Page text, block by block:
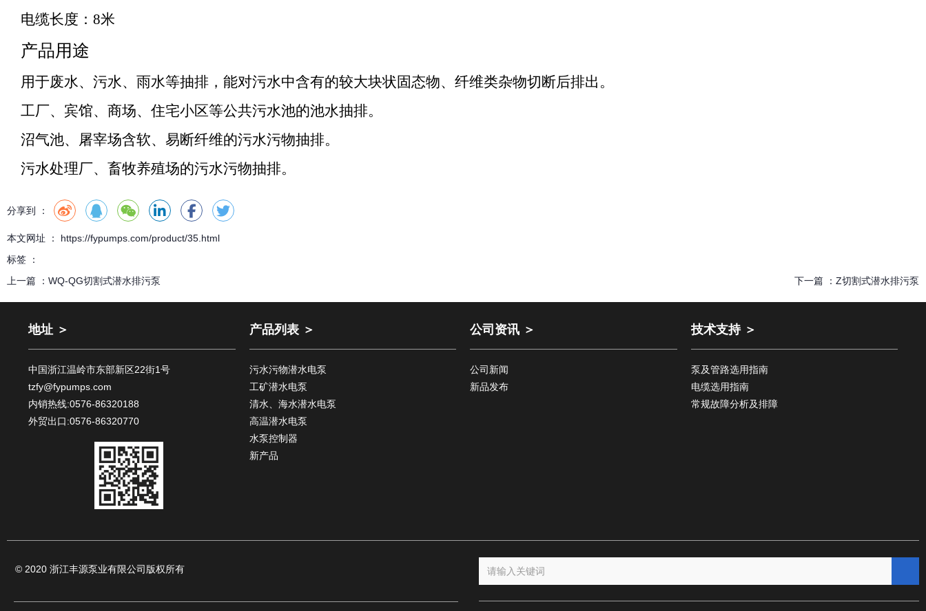
电缆长度：8米
产品用途
用于废水、污水、雨水等抽排，能对污水中含有的较大块状固态物、纤维类杂物切断后排出。
工厂、宾馆、商场、住宅小区等公共污水池的池水抽排。
沼气池、屠宰场含软、易断纤维的污水污物抽排。
污水处理厂、畜牧养殖场的污水污物抽排。
分享到 ：
本文网址 ： https://fypumps.com/product/35.html
标签 ：
上一篇 ： WQ-QG切割式潜水排污泵 下一篇 ： Z切割式潜水排污泵
地址 ＞
中国浙江温岭市东部新区22街1号
tzfy@fypumps.com
内销热线:0576-86320188
外贸出口:0576-86320770
产品列表 ＞
污水污物潜水电泵
工矿潜水电泵
清水、海水潜水电泵
高温潜水电泵
水泵控制器
新产品
公司资讯 ＞
公司新闻
新品发布
技术支持 ＞
泵及管路选用指南
电缆选用指南
常规故障分析及排障
© 2020 浙江丰源泵业有限公司版权所有